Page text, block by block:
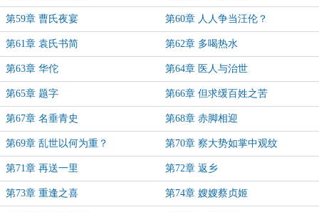
第59章 曹氏夜宴 第60章 人人争当汪伦？
第61章 袁氏书简 第62章 多喝热水
第63章 华佗 第64章 医人与治世
第65章 题字 第66章 但求缓百姓之苦
第67章 名垂青史 第68章 赤脚相迎
第69章 乱世以何为重？ 第70章 察大势如掌中观纹
第71章 再送一里 第72章 返乡
第73章 重逢之喜 第74章 嫂嫂蔡贞姬